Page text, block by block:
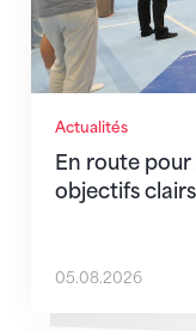
Actualités
En route pour
objectifs clairs
05.08.2026